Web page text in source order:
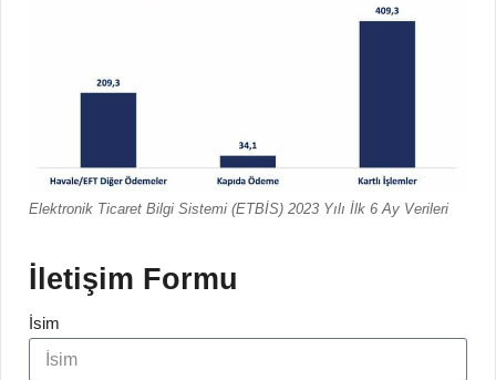
Elektronik Ticaret Bilgi Sistemi (ETBİS) 2023 Yılı İlk 6 Ay Verileri
İletişim Formu
İsim